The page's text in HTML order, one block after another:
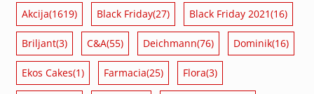
Akcija(1619) Black Friday(27) Black Friday 2021(16)
Briljant(3) C&A(55) Deichmann(76) Dominik(16)
Ekos Cakes(1) Farmacia(25) Flora(3)